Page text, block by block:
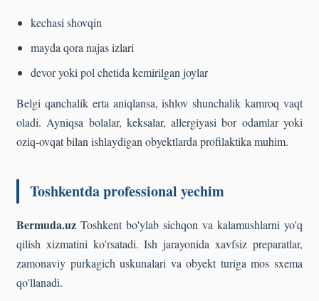
kechasi shovqin
mayda qora najas izlari
devor yoki pol chetida kemirilgan joylar
Belgi qanchalik erta aniqlansa, ishlov shunchalik kamroq vaqt
oladi. Ayniqsa bolalar, keksalar, allergiyasi bor odamlar yoki
oziq-ovqat bilan ishlaydigan obyektlarda profilaktika muhim.
Toshkentda professional yechim
Bermuda.uz Toshkent bo'ylab sichqon va kalamushlarni yo'q
qilish xizmatini ko'rsatadi. Ish jarayonida xavfsiz preparatlar,
zamonaviy purkagich uskunalari va obyekt turiga mos sxema
qo'llanadi.